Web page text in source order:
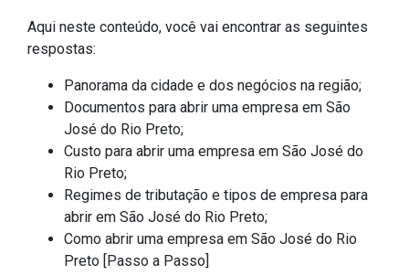
Aqui neste conteúdo, você vai encontrar as seguintes
respostas:
Panorama da cidade e dos negócios na região;
Documentos para abrir uma empresa em São
José do Rio Preto;
Custo para abrir uma empresa em São José do
Rio Preto;
Regimes de tributação e tipos de empresa para
abrir em São José do Rio Preto;
Como abrir uma empresa em São José do Rio
Preto [Passo a Passo]